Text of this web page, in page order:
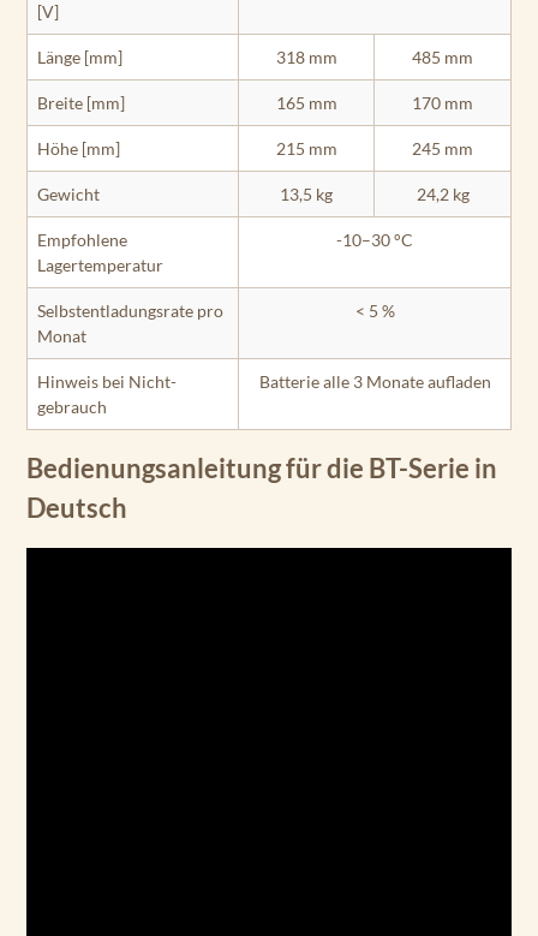
[V]
Länge [mm] 318 mm 485 mm
Breite [mm] 165 mm 170 mm
Höhe [mm] 215 mm 245 mm
Gewicht 13,5 kg 24,2 kg
Empfohlene
Lagertemperatur
-10–30 °C
Selbstentladungsrate pro
Monat
< 5 %
Hinweis bei Nicht­
gebrauch
Batterie alle 3 Monate aufladen
Bedienungsanleitung für die BT-Serie in
Deutsch